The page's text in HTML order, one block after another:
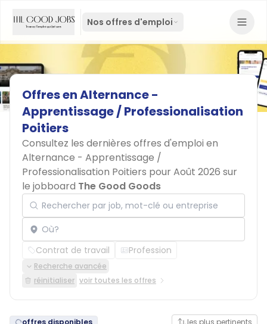
Nos offres d'emploi
OffresenAlternance-
Apprentissage/Professionalisation
Poitiers
Consultez les dernières offres d'emploi en
Alternance - Apprentissage /
Professionalisation Poitiers pour Août 2026 sur
le jobboard The Good Goods
Rechercher par job, mot-clé ou entreprise
Localisation
Contrat de travail Profession
Recherche avancée
réinitialiser voir toutes les offres
offres disponibles les plus pertinents